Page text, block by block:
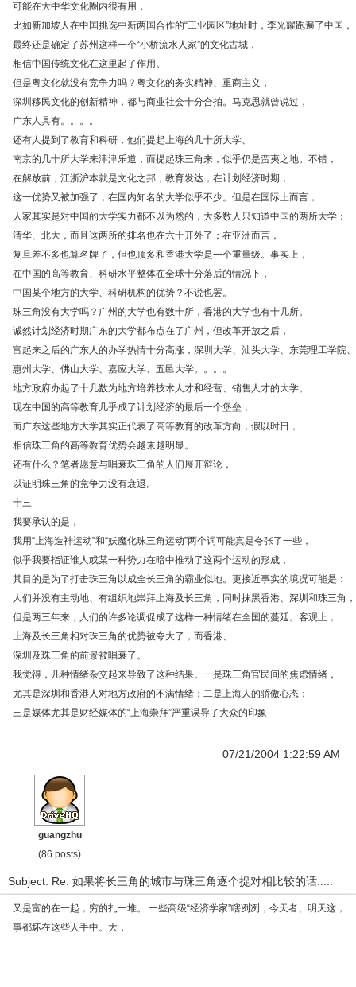
可能在大中华文化圈内很有用，
比如新加坡人在中国挑选中新两国合作的“工业园区”地址时，李光耀跑遍了中国，
最终还是确定了苏州这样一个“小桥流水人家”的文化古城，
相信中国传统文化在这里起了作用。
但是粤文化就没有竞争力吗？粤文化的务实精神、重商主义，
深圳移民文化的创新精神，都与商业社会十分合拍。马克思就曾说过，
广东人具有。。。。
还有人提到了教育和科研，他们提起上海的几十所大学、
南京的几十所大学来津津乐道，而提起珠三角来，似乎仍是蛮夷之地。不错，
在解放前，江浙沪本就是文化之邦，教育发达，在计划经济时期，
这一优势又被加强了，在国内知名的大学似乎不少。但是在国际上而言，
人家其实是对中国的大学实力都不以为然的，大多数人只知道中国的两所大学：
清华、北大，而且这两所的排名也在六十开外了；在亚洲而言，
复旦差不多也算名牌了，但也顶多和香港大学是一个重量级。事实上，
在中国的高等教育、科研水平整体在全球十分落后的情况下，
中国某个地方的大学、科研机构的优势？不说也罢。
珠三角没有大学吗？广州的大学也有数十所，香港的大学也有十几所。
诚然计划经济时期广东的大学都布点在了广州，但改革开放之后，
富起来之后的广东人的办学热情十分高涨，深圳大学、汕头大学、东莞理工学院、
惠州大学、佛山大学、嘉应大学、五邑大学。。。。
地方政府办起了十几数为地方培养技术人才和经营、销售人才的大学。
现在中国的高等教育几乎成了计划经济的最后一个堡垒，
而广东这些地方大学其实正代表了高等教育的改革方向，假以时日，
相信珠三角的高等教育优势会越来越明显。
还有什么？笔者愿意与唱衰珠三角的人们展开辩论，
以证明珠三角的竞争力没有衰退。
十三
我要承认的是，
我用“上海造神运动”和“妖魔化珠三角运动”两个词可能真是夸张了一些，
似乎我要指证谁人或某一种势力在暗中推动了这两个运动的形成，
其目的是为了打击珠三角以成全长三角的霸业似地。更接近事实的境况可能是：
人们并没有主动地、有组织地崇拜上海及长三角，同时抹黑香港、深圳和珠三角，
但是两三年来，人们的许多论调促成了这样一种情绪在全国的蔓延。客观上，
上海及长三角相对珠三角的优势被夸大了，而香港、
深圳及珠三角的前景被唱衰了。
我觉得，几种情绪杂交起来导致了这种结果。一是珠三角官民间的焦虑情绪，
尤其是深圳和香港人对地方政府的不满情绪；二是上海人的骄傲心态；
三是媒体尤其是财经媒体的“上海崇拜”严重误导了大众的印象
07/21/2004 1:22:59 AM
guangzhu
(86 posts)
Subject: Re: 如果将长三角的城市与珠三角逐个捉对相比较的话.....
又是富的在一起，穷的扎一堆。 一些高级“经济学家”瞎冽冽，今天者、明天这，
事都坏在这些人手中。大，